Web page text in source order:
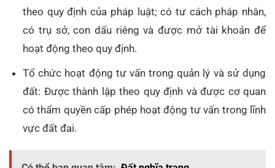
theo quy định của pháp luật; có tư cách pháp nhân,
có trụ sở, con dấu riêng và được mở tài khoản để
hoạt động theo quy định.
Tổ chức hoạt động tư vấn trong quản lý và sử dụng
đất: Được thành lập theo quy định và được cơ quan
có thẩm quyền cấp phép hoạt động tư vấn trong lĩnh
vực đất đai.